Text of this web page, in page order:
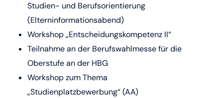
Studien- und Berufsorientierung
(Elterninformationsabend)
Workshop „Entscheidungskompetenz II“
Teilnahme an der Berufswahlmesse für die
Oberstufe an der HBG
Workshop zum Thema
„Studienplatzbewerbung“ (AA)